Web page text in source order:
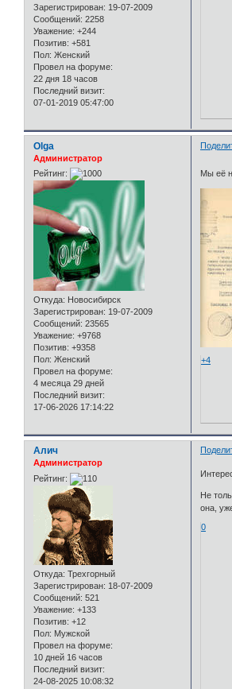
Зарегистрирован: 19-07-2009
Сообщений: 2258
Уважение: +244
Позитив: +581
Пол: Женский
Провел на форуме:
22 дня 18 часов
Последний визит:
07-01-2019 05:47:00
Olga
Администратор
Рейтинг:
Откуда: Новосибирск
Зарегистрирован: 19-07-2009
Сообщений: 23565
Уважение: +9768
Позитив: +9358
Пол: Женский
Провел на форуме:
4 месяца 29 дней
Последний визит:
17-06-2026 17:14:22
Мы её
+4
Алич
Администратор
Рейтинг:
Откуда: Трехгорный
Зарегистрирован: 18-07-2009
Сообщений: 521
Уважение: +133
Позитив: +12
Пол: Мужской
Провел на форуме:
10 дней 16 часов
Последний визит:
24-08-2025 10:08:32
Не
она,
0